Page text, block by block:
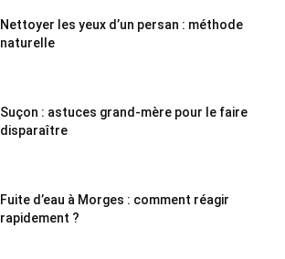
Nettoyer les yeux d’un persan : méthode
naturelle
Suçon : astuces grand-mère pour le faire
disparaître
Fuite d’eau à Morges : comment réagir
rapidement ?